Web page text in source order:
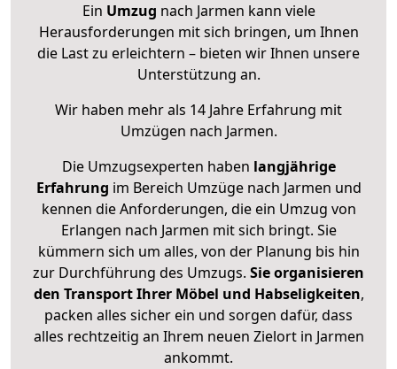
Ein Umzug nach Jarmen kann viele
Herausforderungen mit sich bringen, um Ihnen
die Last zu erleichtern – bieten wir Ihnen unsere
Unterstützung an.
Wir haben mehr als 14 Jahre Erfahrung mit
Umzügen nach Jarmen.
Die Umzugsexperten haben langjährige
Erfahrung im Bereich Umzüge nach Jarmen und
kennen die Anforderungen, die ein Umzug von
Erlangen nach Jarmen mit sich bringt. Sie
kümmern sich um alles, von der Planung bis hin
zur Durchführung des Umzugs. Sie organisieren
den Transport Ihrer Möbel und Habseligkeiten,
packen alles sicher ein und sorgen dafür, dass
alles rechtzeitig an Ihrem neuen Zielort in Jarmen
ankommt.